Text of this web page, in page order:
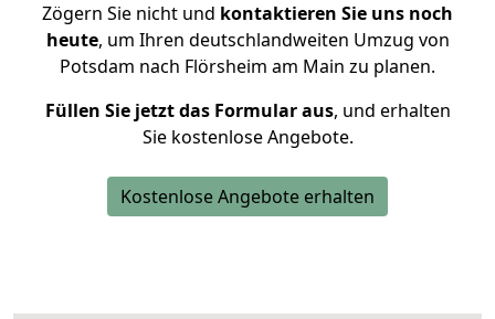
Zögern Sie nicht und kontaktieren Sie uns noch
heute, um Ihren deutschlandweiten Umzug von
Potsdam nach Flörsheim am Main zu planen.
Füllen Sie jetzt das Formular aus, und erhalten
Sie kostenlose Angebote.
Kostenlose Angebote erhalten